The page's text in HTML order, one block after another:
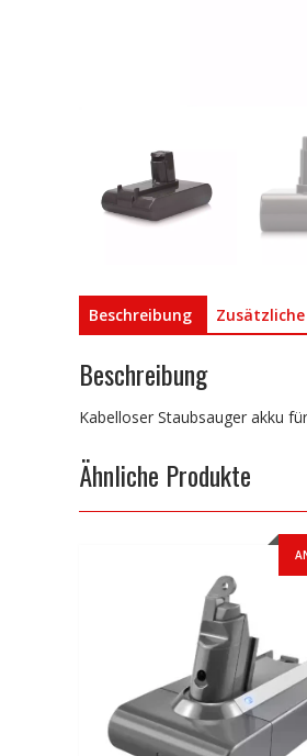
Beschreibung
Beschreibung
Kabelloser Staubsauger akku
Ähnliche Produkte